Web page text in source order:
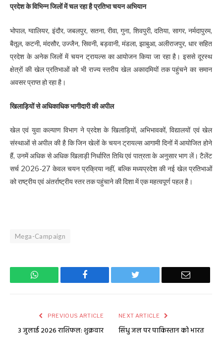
प्रदेश के विभिन्न जिलों में चल रहा है प्रतिभा चयन अभियान
भोपाल, ग्वालियर, इंदौर, जबलपुर, सतना, रीवा, गुना, शिवपुरी, दतिया, सागर, नर्मदापुरम,
बैतूल, कटनी, मंदसौर, उज्जैन, सिवनी, बड़वानी, मंडला, झाबुआ, अलीराजपुर, धार सहित
प्रदेश के अनेक जिलों में चयन ट्रायल्स का आयोजन किया जा रहा है। इससे दूरस्थ
क्षेत्रों की खेल प्रतिभाओं को भी राज्य स्तरीय खेल अकादमियों तक पहुंचने का समान
अवसर प्राप्त हो रहा है।
खिलाड़ियों से अधिकाधिक भागीदारी की अपील
खेल एवं युवा कल्याण विभाग ने प्रदेश के खिलाड़ियों, अभिभावकों, विद्यालयों एवं खेल
संस्थाओं से अपील की है कि जिन खेलों के चयन ट्रायल्स आगामी दिनों में आयोजित होने
हैं, उनमें अधिक से अधिक खिलाड़ी निर्धारित तिथि एवं पात्रता के अनुसार भाग लें। टैलेंट
सर्च 2026-27 केवल चयन प्रक्रिया नहीं, बल्कि मध्यप्रदेश की नई खेल प्रतिभाओं
को राष्ट्रीय एवं अंतर्राष्ट्रीय स्तर तक पहुंचाने की दिशा में एक महत्वपूर्ण पहल है।
Mega-Campaign
WhatsApp Facebook Twitter Email
PREVIOUS ARTICLE
3 जुलाई 2026 राशिफल: शुक्रवार
NEXT ARTICLE
सिंधु जल पर पाकिस्तान को भारत